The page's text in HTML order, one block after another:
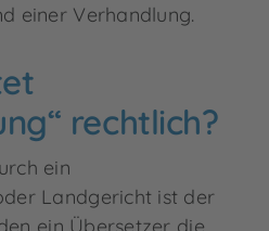
einer Verhandlung.
rechtlich?
ein
Landgericht ist der
ein Übersetzer die